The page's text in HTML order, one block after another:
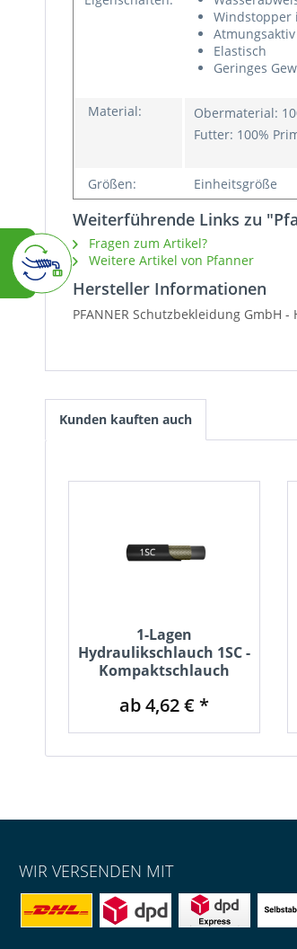
Windstopper
Atmungsaktiv
Elastisch
Geringes
Material:
Obermaterial:
Futter: 100%
Größen: Einheitsgröße
Weiterführende Links zu
Fragen zum Artikel?
Weitere Artikel von Pfanner
Hersteller Informationen
PFANNER Schutzbekleidung GmbH -
Kunden kauften auch
1-Lagen
Hydraulikschlauch 1SC -
Kompaktschlauch
ab 4,62 € *
WIR VERSENDEN MIT